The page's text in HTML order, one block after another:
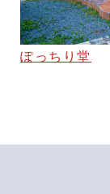
ぽっちり堂